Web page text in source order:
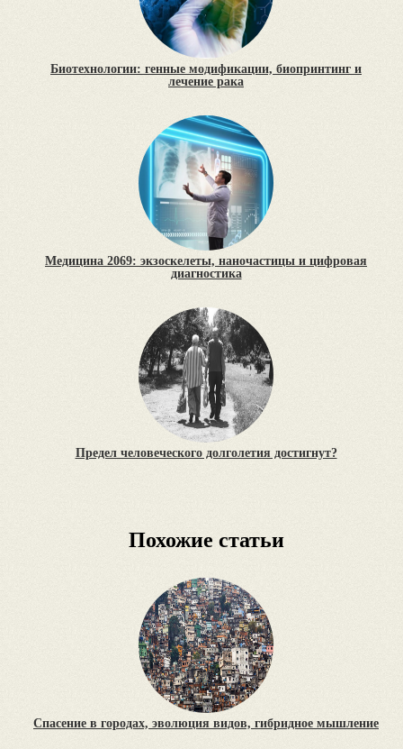
Биотехнологии: генные модификации, биопринтинг и
лечение рака
Медицина 2069: экзоскелеты, наночастицы и цифровая
диагностика
Предел человеческого долголетия достигнут?
Похожие статьи
Спасение в городах, эволюция видов, гибридное мышление